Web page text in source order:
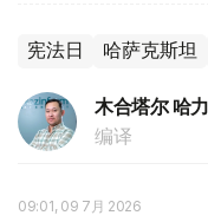
宪法日 哈萨克斯坦
木合塔尔 哈
编译
09:01, 09 7月 2026